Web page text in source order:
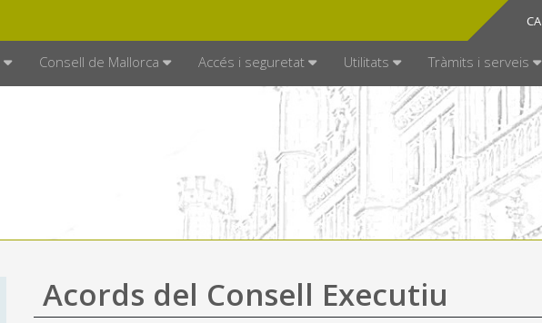
CA
ES
Consell de Mallorca Accés i seguretat Utilitats Tràmits i serveis
Acords del Consell Executiu